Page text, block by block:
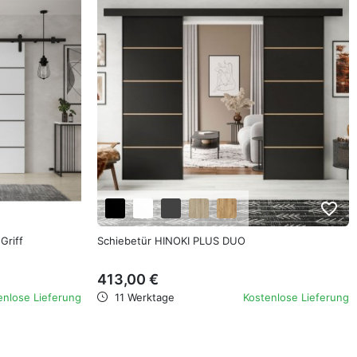
Griff
Lieferung
favorite_border
Schiebetür HINOKI PLUS DUO
413,00 €
11 Werktage Kostenlose Lieferung